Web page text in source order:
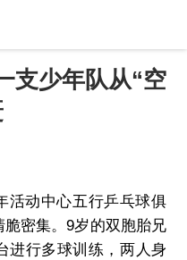
支少年队从“空
活动中心五行乒乓球俱
密集。9岁的双胞胎兄
进行多球训练，两人身